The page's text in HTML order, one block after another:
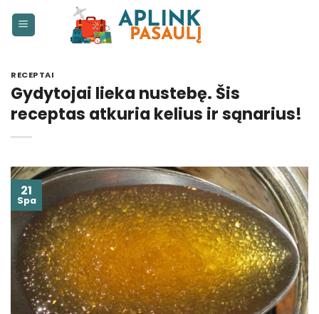
RECEPTAI
Gydytojai lieka nustebę. Šis
receptas atkuria kelius ir sąnarius!
21
Spa